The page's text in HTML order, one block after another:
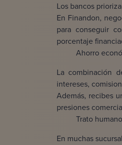
Los bancos
En Finandon,
para conseguir
porcentaje
Ahorro
La combinación
intereses,
Además, recibes
presiones
Trato
En muchas